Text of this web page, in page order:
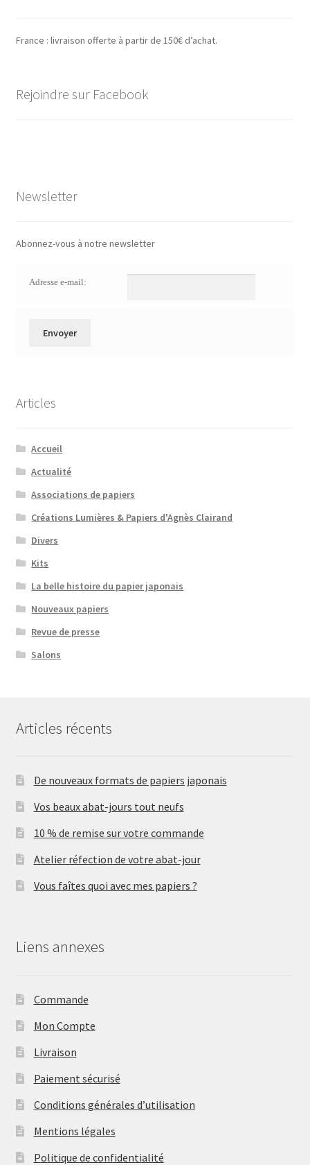
France : livraison offerte à partir de 150€ d’achat.
Rejoindre sur Facebook
Newsletter
Abonnez-vous à notre newsletter
Adresse e-mail:
Articles
Accueil
Actualité
Associations de papiers
Créations Lumières & Papiers d'Agnès Clairand
Divers
Kits
La belle histoire du papier japonais
Nouveaux papiers
Revue de presse
Salons
Articles récents
De nouveaux formats de papiers japonais
Vos beaux abat-jours tout neufs
10 % de remise sur votre commande
Atelier réfection de votre abat-jour
Vous faîtes quoi avec mes papiers ?
Liens annexes
Commande
Mon Compte
Livraison
Paiement sécurisé
Conditions générales d’utilisation
Mentions légales
Politique de confidentialité